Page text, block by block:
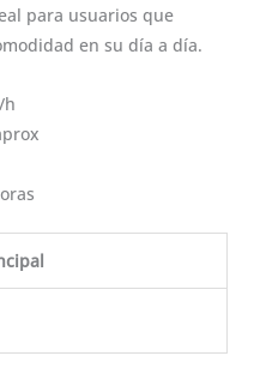
para usuarios que
en su día a día.
h